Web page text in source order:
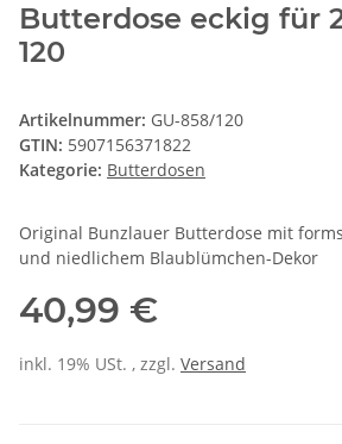
Butterdose eckig für
120
Artikelnummer: GU-858/120
GTIN: 5907156371822
Kategorie: Butterdosen
Original Bunzlauer Butterdose mit
und niedlichem Blaublümchen-Dekor
40,99 €
inkl. 19% USt. , zzgl. Versand